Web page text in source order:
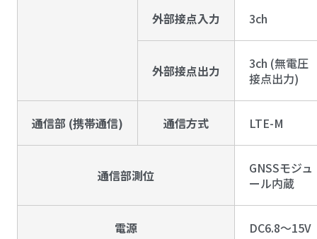
外部接点入力 3ch
外部接点出力
3ch (無電圧
接点出力)
通信部 (携帯通信) 通信方式 LTE-M
通信部測位
GNSSモジュ
ール内蔵
電源 DC6.8～15V